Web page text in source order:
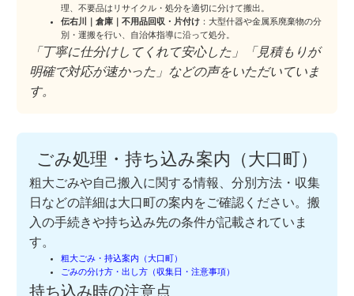
理、不要品はリサイクル・処分を適切に分けて搬出。
伝右川｜倉庫｜不用品回収・片付け ：大型什器や金属系廃棄物の分
別・運搬を行い、自治体指導に沿って処分。
「丁寧に仕分けしてくれて安心した」「見積もりが
明確で対応が速かった」などの声をいただいていま
す。
ごみ処理・持ち込み案内（大口町）
粗大ごみや自己搬入に関する情報、分別方法・収集
日などの詳細は大口町の案内をご確認ください。搬
入の手続きや持ち込み先の条件が記載されていま
す。
粗大ごみ・持込案内（大口町）
ごみの分け方・出し方（収集日・注意事項）
持ち込み時の注意点